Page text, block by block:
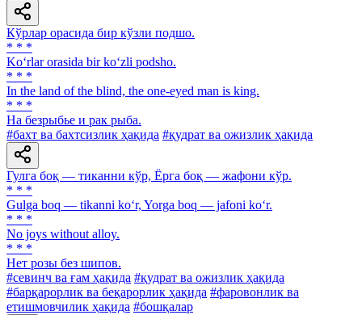
Кўрлар орасида бир кўзли подшо.
* * *
Ko‘rlar orasida bir ko‘zli podsho.
* * *
In the land of the blind, the one-eyed man is king.
* * *
Ha безрыбье и рак рыба.
#бахт ва бахтсизлик ҳақида #қудрат ва ожизлик ҳақида
Гулга боқ — тиканни кўр, Ёрга боқ — жафони кўр.
* * *
Gulga boq — tikanni ko‘r, Yorga boq — jafoni ko‘r.
* * *
No joys without alloy.
* * *
Нет розы без шипов.
#севинч ва ғам ҳақида #қудрат ва ожизлик ҳақида
#барқарорлик ва беқарорлик ҳақида #фаровонлик ва
етишмовчилик ҳақида #бошқалар